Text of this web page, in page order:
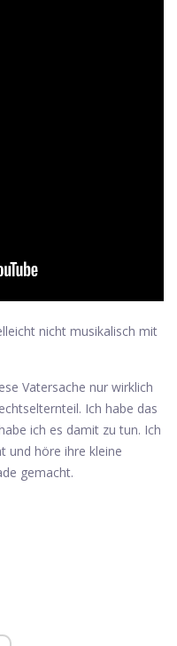
nicht musikalisch mit
Vatersache nur wirklich
Ich habe das
ich es damit zu tun. Ich
und höre ihre kleine
gemacht.